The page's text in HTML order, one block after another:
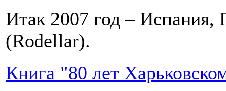
Итак 2007 год – Испания,
(Rodellar).
Книга "80 лет